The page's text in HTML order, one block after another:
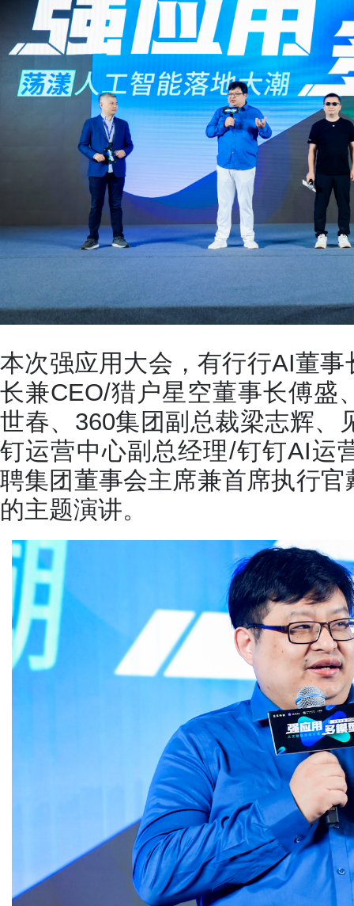
本次强应用大会，有行行AI董
长兼CEO/猎户星空董事长傅盛
世春、360集团副总裁梁志辉、
钉运营中心副总经理/钉钉AI运
聘集团董事会主席兼首席执行
的主题演讲。